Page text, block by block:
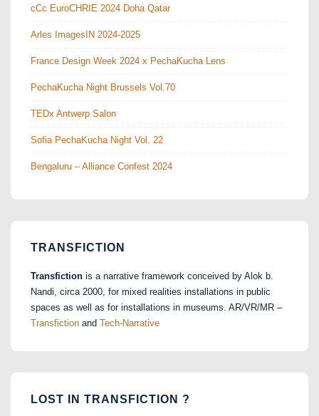
cCc EuroCHRIE 2024 Doha Qatar
Arles ImagesIN 2024-2025
France Design Week 2024 x PechaKucha Lens
PechaKucha Night Brussels Vol.70
TEDx Antwerp Salon
Sofia PechaKucha Night Vol. 22
Bengaluru – Alliance Confest 2024
TRANSFICTION
Transfiction is a narrative framework conceived by Alok b.
Nandi, circa 2000, for mixed realities installations in public
spaces as well as for installations in museums. AR/VR/MR –
Transfiction and Tech-Narrative
LOST IN TRANSFICTION ?